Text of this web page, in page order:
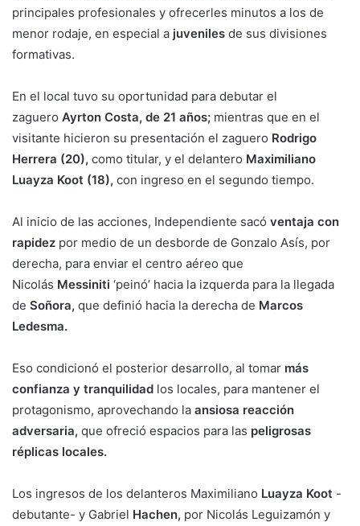
principales profesionales y ofrecerles minutos a los de
menor rodaje, en especial a juveniles de sus divisiones
formativas.
En el local tuvo su oportunidad para debutar el
zaguero Ayrton Costa, de 21 años; mientras que en el
visitante hicieron su presentación el zaguero Rodrigo
Herrera (20), como titular, y el delantero Maximiliano
Luayza Koot (18), con ingreso en el segundo tiempo.
Al inicio de las acciones, Independiente sacó ventaja con
rapidez por medio de un desborde de Gonzalo Asís, por
derecha, para enviar el centro aéreo que
Nicolás Messiniti ‘peinó’ hacia la izquerda para la llegada
de Soñora, que definió hacia la derecha de Marcos
Ledesma.
Eso condicionó el posterior desarrollo, al tomar más
confianza y tranquilidad los locales, para mantener el
protagonismo, aprovechando la ansiosa reacción
adversaria, que ofreció espacios para las peligrosas
réplicas locales.
Los ingresos de los delanteros Maximiliano Luayza Koot -
debutante- y Gabriel Hachen, por Nicolás Leguizamón y